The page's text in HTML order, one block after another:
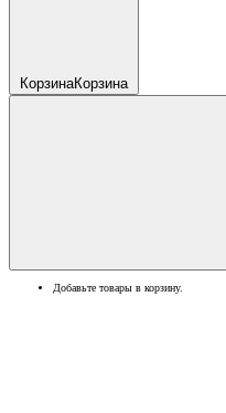
КорзинаКорзина
Добавьте товары в корзину.